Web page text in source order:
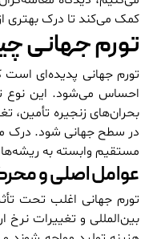
کمک می‌کند تا درک بهتری
تورم جهانی
تورم جهانی پدیده‌ای است
احساس می‌شود. این نوع
بحران‌های زنجیره
در سطح جهانی شود. درک
مستقیم وابسته به
عوامل اصلی و
تورم جهانی اغلب تحت
بین‌المللی و تغییرات نرخ